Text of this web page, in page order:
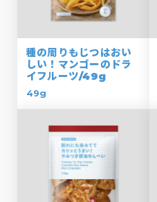
種の周りもじつはおい
しい！マンゴーのドラ
イフルーツ/49g
49g